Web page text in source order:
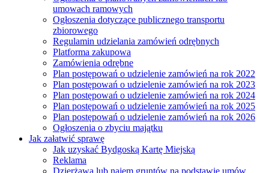
umowach ramowych
Ogłoszenia dotyczące publicznego transportu
zbiorowego
Regulamin udzielania zamówień odrębnych
Platforma zakupowa
Zamówienia odrębne
Plan postępowań o udzielenie zamówień na rok 2022
Plan postępowań o udzielenie zamówień na rok 2023
Plan postępowań o udzielenie zamówień na rok 2024
Plan postępowań o udzielenie zamówień na rok 2025
Plan postępowań o udzielenie zamówień na rok 2026
Ogłoszenia o zbyciu majątku
Jak załatwić sprawę
Jak uzyskać Bydgoską Kartę Miejską
Reklama
Dzierżawa lub najem gruntów na podstawie umów